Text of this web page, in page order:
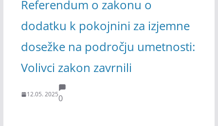
Referendum o zakonu o
dodatku k pokojnini za izjemne
dosežke na področju umetnosti:
Volivci zakon zavrnili
12.05. 20250